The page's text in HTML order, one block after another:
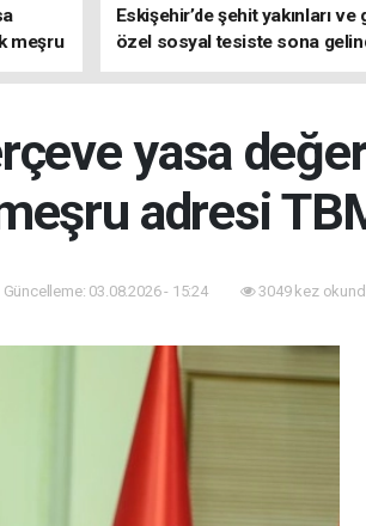
meşru
Eskişehir’de şehit yakınları ve
özel sosyal tesiste sona
yasa
adresi
03.08.2026 - 15:24 3049 kez